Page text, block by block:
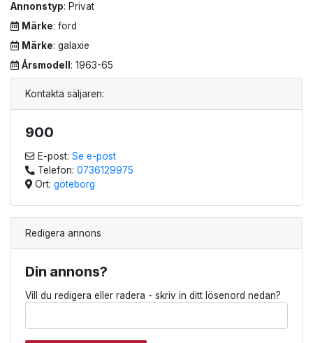
Kontakta säljaren:
900
E-post: Se e-post
Telefon: 0736129975
Ort: göteborg
Redigera annons
Din annons?
Vill du redigera eller radera - skriv in ditt lösenord nedan?
Annonstyp: Privat
Märke: ford
Märke: galaxie
Årsmodell : 1963-65